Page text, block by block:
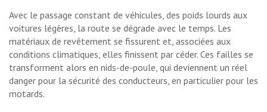
Avec le passage constant de véhicules, des poids lourds aux
voitures légères, la route se dégrade avec le temps. Les
matériaux de revêtement se fissurent et, associées aux
conditions climatiques, elles finissent par céder. Ces failles se
transforment alors en nids-de-poule, qui deviennent un réel
danger pour la sécurité des conducteurs, en particulier pour les
motards.